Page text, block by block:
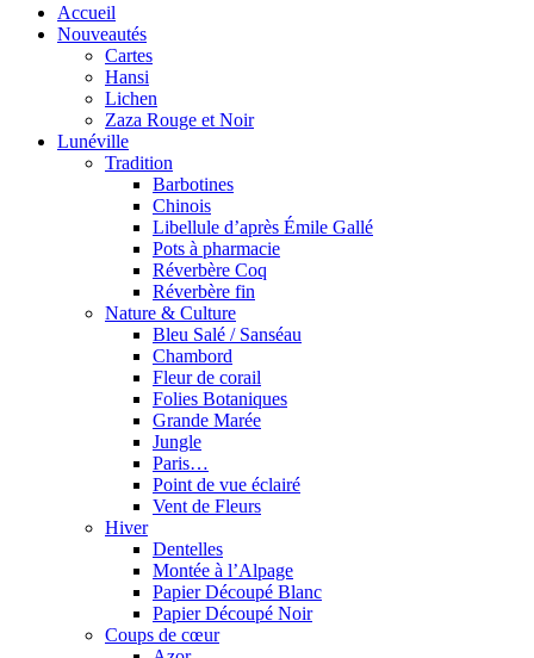
Accueil
Nouveautés
Cartes
Hansi
Lichen
Zaza Rouge et Noir
Lunéville
Tradition
Barbotines
Chinois
Libellule d’après Émile Gallé
Pots à pharmacie
Réverbère Coq
Réverbère fin
Nature & Culture
Bleu Salé / Sanséau
Chambord
Fleur de corail
Folies Botaniques
Grande Marée
Jungle
Paris…
Point de vue éclairé
Vent de Fleurs
Hiver
Dentelles
Montée à l’Alpage
Papier Découpé Blanc
Papier Découpé Noir
Coups de cœur